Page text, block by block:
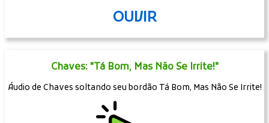
OUVIR
Chaves: "Tá Bom, Mas Não Se Irrite!"
Áudio de Chaves soltando seu bordão Tá Bom, Mas Não Se Irrite!